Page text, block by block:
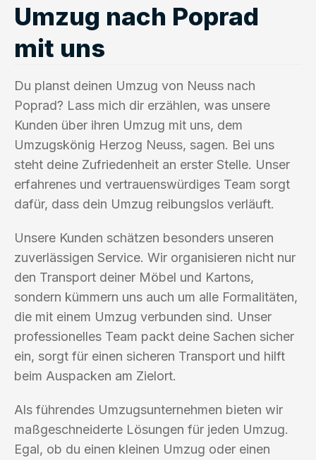
Umzug nach Poprad
mit uns
Du planst deinen Umzug von Neuss nach
Poprad? Lass mich dir erzählen, was unsere
Kunden über ihren Umzug mit uns, dem
Umzugskönig Herzog Neuss, sagen. Bei uns
steht deine Zufriedenheit an erster Stelle. Unser
erfahrenes und vertrauenswürdiges Team sorgt
dafür, dass dein Umzug reibungslos verläuft.
Unsere Kunden schätzen besonders unseren
zuverlässigen Service. Wir organisieren nicht nur
den Transport deiner Möbel und Kartons,
sondern kümmern uns auch um alle Formalitäten,
die mit einem Umzug verbunden sind. Unser
professionelles Team packt deine Sachen sicher
ein, sorgt für einen sicheren Transport und hilft
beim Auspacken am Zielort.
Als führendes Umzugsunternehmen bieten wir
maßgeschneiderte Lösungen für jeden Umzug.
Egal, ob du einen kleinen Umzug oder einen